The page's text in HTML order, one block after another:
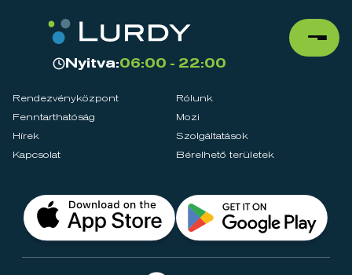
Nyitva:06:00 - 22:00
Rendezvényközpont
Rólunk
Fenntarthatóság
Mozi
Hírek
Szolgáltatások
Kapcsolat
Bérelhető területek